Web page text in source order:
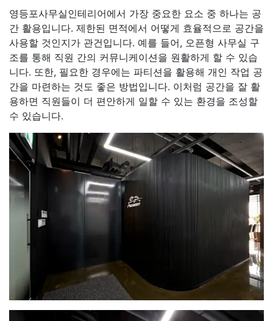
영등포사무실인테리어에서 가장 중요한 요소 중 하나는 공
간 활용입니다. 제한된 면적에서 어떻게 효율적으로 공간을
사용할 것인지가 관건입니다. 예를 들어, 오픈형 사무실 구
조를 통해 직원 간의 커뮤니케이션을 원활하게 할 수 있습
니다. 또한, 필요한 경우에는 파티션을 활용해 개인 작업 공
간을 마련하는 것도 좋은 방법입니다. 이처럼 공간을 잘 활
용하면 직원들이 더 편안하게 일할 수 있는 환경을 조성할
수 있습니다.